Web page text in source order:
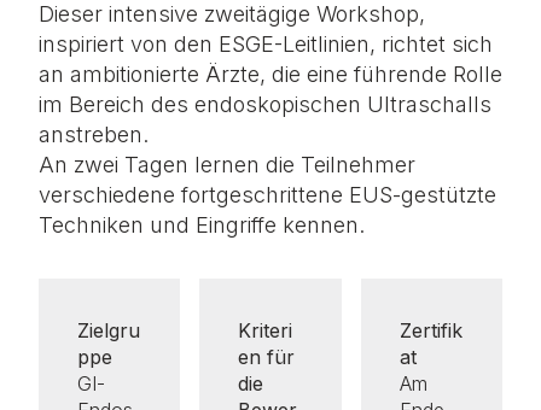
Dieser intensive zweitägige Workshop,
inspiriert von den ESGE-Leitlinien, richtet sich
an ambitionierte Ärzte, die eine führende Rolle
im Bereich des endoskopischen Ultraschalls
anstreben.
An zwei Tagen lernen die Teilnehmer
verschiedene fortgeschrittene EUS-gestützte
Techniken und Eingriffe kennen.
Zielgru
ppe
GI-
Kriteri
en für
die
Zertifik
at
Am